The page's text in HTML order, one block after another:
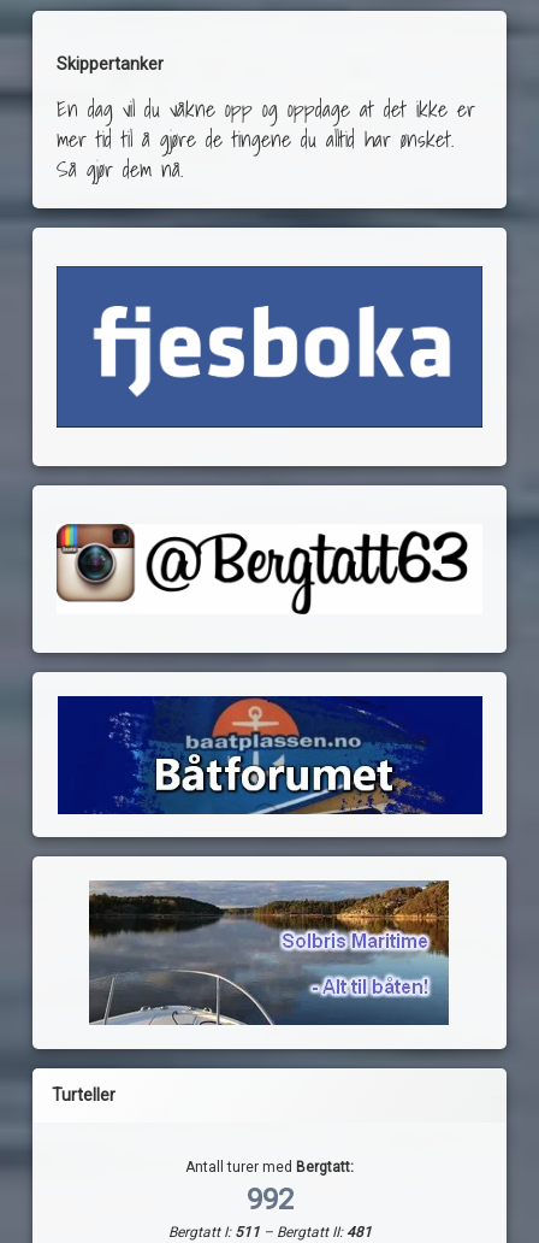
Skippertanker
En dag vil du våkne opp og oppdage at det ikke er
mer tid til å gjøre de tingene du alltid har ønsket.
Så gjør dem nå.
Turteller
Antall turer med Bergtatt:
992
Bergtatt I: 511 – Bergtatt II:481